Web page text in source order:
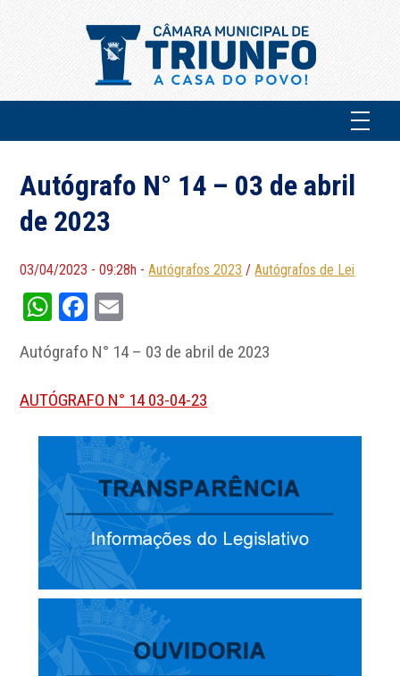
Autógrafo N° 14 – 03 de abril
de 2023
03/04/2023 - 09:28h -Autógrafos 2023 /Autógrafos de Lei
WhatsApp
Facebook
Autógrafo N° 14 – 03 de abril de 2023
AUTÓGRAFO N° 14 03-04-23